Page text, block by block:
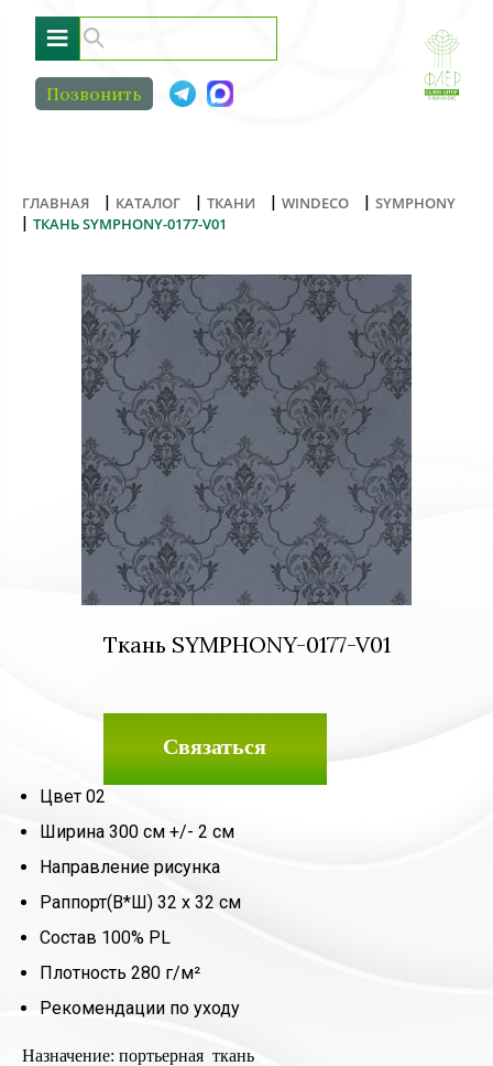
≡
Позвонить
ГЛАВНАЯ | КАТАЛОГ | ТКАНИ | WINDECO | SYMPHONY
| ТКАНЬ SYMPHONY-0177-V01
Ткань SYMPHONY-0177-V01
Связаться
Цвет 02
Ширина 300 см +/- 2 см
Направление рисунка
Раппорт(В*Ш) 32 х 32 см
Состав 100% PL
Плотность 280 г/м²
Рекомендации по уходу
Назначение: портьерная ткань